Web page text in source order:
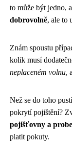
to může být jedno,
dobrovolně, ale to
Znám spoustu
kolik musí
neplaceném volnu,
Než se do toho
pokrytí pojištění?
pojišťovny a
platit pokuty.